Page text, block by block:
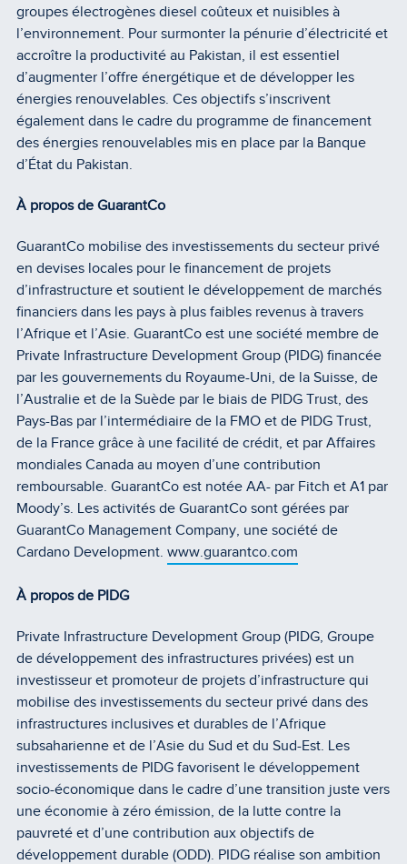
groupes électrogènes diesel coûteux et nuisibles à
l’environnement. Pour surmonter la pénurie d’électricité et
accroître la productivité au Pakistan, il est essentiel
d’augmenter l’offre énergétique et de développer les
énergies renouvelables. Ces objectifs s’inscrivent
également dans le cadre du programme de financement
des énergies renouvelables mis en place par la Banque
d’État du Pakistan.
À propos de GuarantCo
GuarantCo mobilise des investissements du secteur privé
en devises locales pour le financement de projets
d’infrastructure et soutient le développement de marchés
financiers dans les pays à plus faibles revenus à travers
l’Afrique et l’Asie. GuarantCo est une société membre de
Private Infrastructure Development Group (PIDG) financée
par les gouvernements du Royaume-Uni, de la Suisse, de
l’Australie et de la Suède par le biais de PIDG Trust, des
Pays-Bas par l’intermédiaire de la FMO et de PIDG Trust,
de la France grâce à une facilité de crédit, et par Affaires
mondiales Canada au moyen d’une contribution
remboursable. GuarantCo est notée AA- par Fitch et A1 par
Moody’s. Les activités de GuarantCo sont gérées par
GuarantCo Management Company, une société de
Cardano Development. www.guarantco.com
À propos de PIDG
Private Infrastructure Development Group (PIDG, Groupe
de développement des infrastructures privées) est un
investisseur et promoteur de projets d’infrastructure qui
mobilise des investissements du secteur privé dans des
infrastructures inclusives et durables de l’Afrique
subsaharienne et de l’Asie du Sud et du Sud-Est. Les
investissements de PIDG favorisent le développement
socio-économique dans le cadre d’une transition juste vers
une économie à zéro émission, de la lutte contre la
pauvreté et d’une contribution aux objectifs de
développement durable (ODD). PIDG réalise son ambition